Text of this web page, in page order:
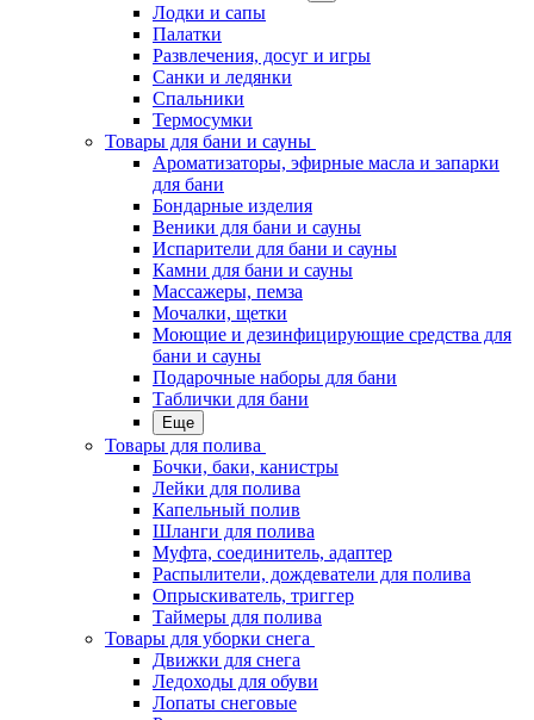
Лодки и сапы
Палатки
Развлечения, досуг и игры
Санки и ледянки
Спальники
Термосумки
Товары для бани и сауны
Ароматизаторы, эфирные масла и запарки
для бани
Бондарные изделия
Веники для бани и сауны
Испарители для бани и сауны
Камни для бани и сауны
Массажеры, пемза
Мочалки, щетки
Моющие и дезинфицирующие средства для
бани и сауны
Подарочные наборы для бани
Таблички для бани
Еще
Товары для полива
Бочки, баки, канистры
Лейки для полива
Капельный полив
Шланги для полива
Муфта, соединитель, адаптер
Распылители, дождеватели для полива
Опрыскиватель, триггер
Таймеры для полива
Товары для уборки снега
Движки для снега
Ледоходы для обуви
Лопаты снеговые